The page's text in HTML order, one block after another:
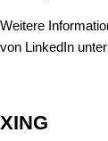
Weitere
von LinkedIn
XING